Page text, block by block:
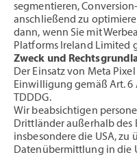
segmentieren,
anschließend zu
dann, wenn Sie mit
Platforms Ireland Limited
Zweck und
Der Einsatz von Meta
Einwilligung gemäß Art. 6
TDDDG.
Wir beabsichtigen
Drittländer außerhalb des
insbesondere die USA, zu
Datenübermittlung in die